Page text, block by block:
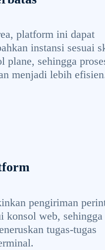
platform ini dapat
instansi sesuai
plane, sehingga
menjadi lebih
pengiriman
konsol web,
tugas-tugas